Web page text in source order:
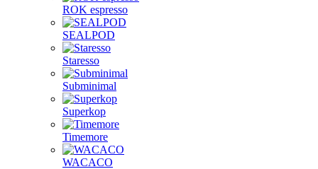
ROK espresso
SEALPOD
Staresso
Subminimal
Superkop
Timemore
WACACO